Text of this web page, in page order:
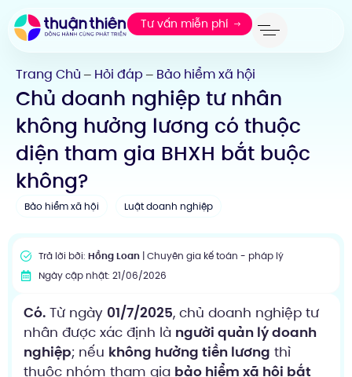
Tư vấn miễn phí
Trang Chủ — Hỏi đáp — Bảo hiểm xã hội
Chủ doanh nghiệp tư nhân
không hưởng lương có thuộc
diện tham gia BHXH bắt buộc
không?
Bảo hiểm xã hội Luật doanh nghiệp
Trả lời bởi: Hồng Loan| Chuyên gia kế toán - pháp lý
Ngày cập nhật: 21/06/2026
Có. Từ ngày 01/7/2025, chủ doanh nghiệp tư
nhân được xác định là người quản lý doanh
nghiệp; nếu không hưởng tiền lương thì
thuộc nhóm tham gia bảo hiểm xã hội bắt